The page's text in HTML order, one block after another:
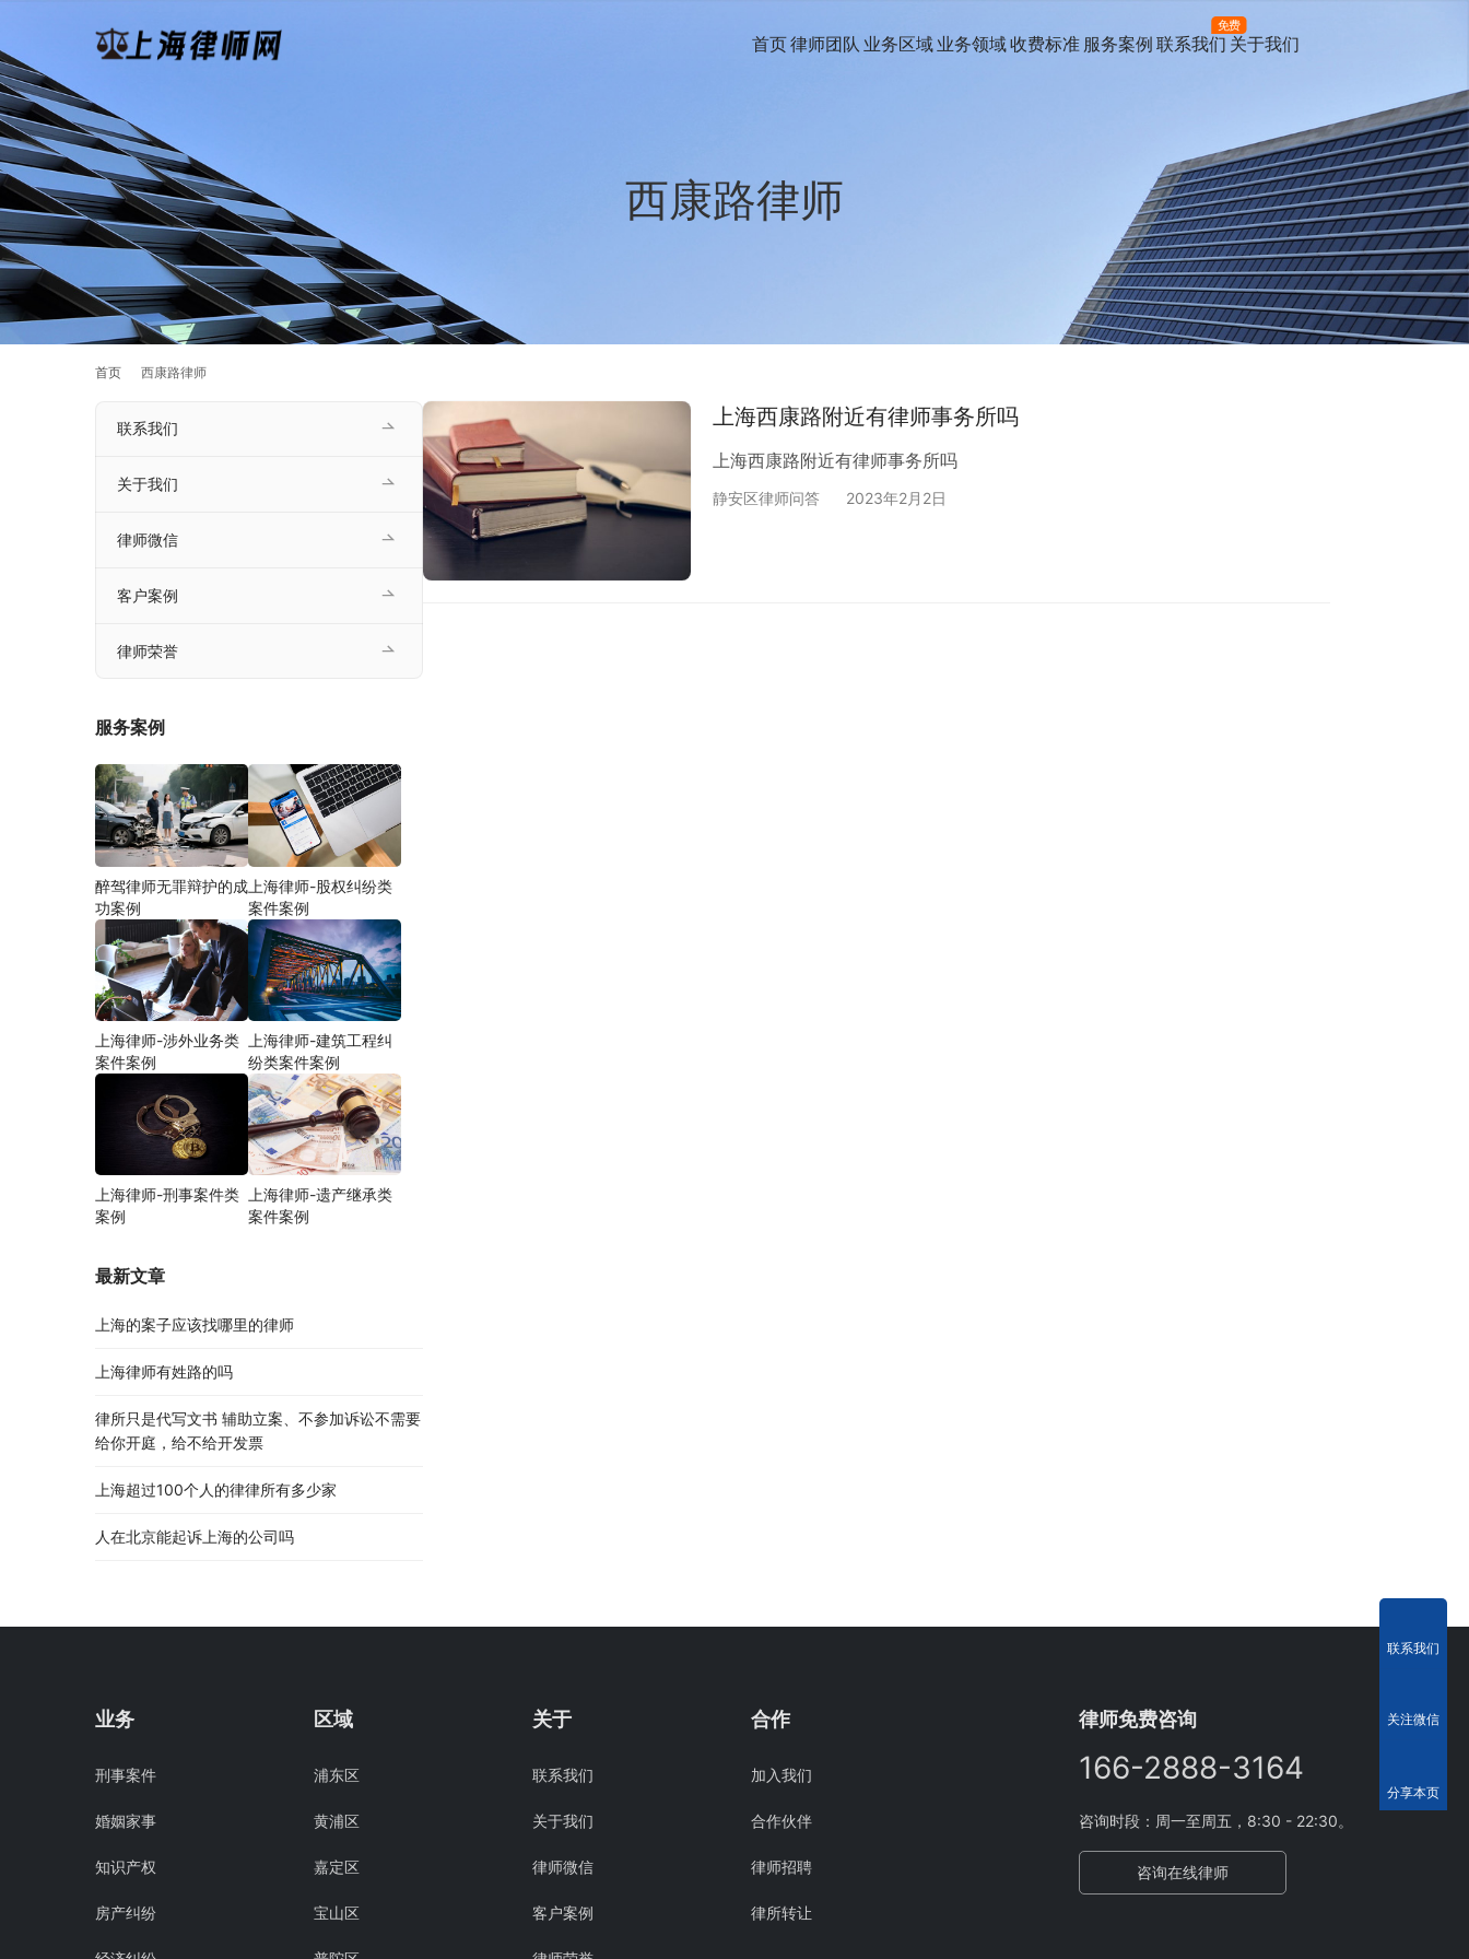
首页律师团队 业务区域 业务领域收费标准 服务案例 联系我们
免费
关于我们
西康路律师
首页 西康路律师
上海西康路附近有律师事务所吗
上海西康路附近有律师事务所吗
静安区律师问答 2023年2月2日
联系我们
关于我们
律师微信
客户案例
律师荣誉
服务案例
醉驾律师无罪辩护的成
功案例
上海律师-股权纠纷类
案件案例
上海律师-涉外业务类
案件案例
上海律师-建筑工程纠
纷类案件案例
上海律师-刑事案件类
案例
上海律师-遗产继承类
案件案例
最新文章
上海的案子应该找哪里的律师
上海律师有姓路的吗
律所只是代写文书 辅助立案、不参加诉讼不需要
给你开庭，给不给开发票
上海超过100个人的律律所有多少家
人在北京能起诉上海的公司吗
业务
刑事案件
婚姻家事
知识产权
房产纠纷
区域
浦东区
黄浦区
嘉定区
宝山区
关于
联系我们
关于我们
律师微信
客户案例
合作
加入我们
合作伙伴
律师招聘
律所转让
律师免费咨询
166-2888-3164
咨询时段：周一至周五，8:30 - 22:30。
咨询在线律师
联系我们
关注微信
分享本页